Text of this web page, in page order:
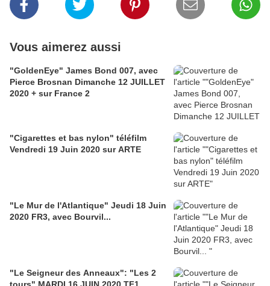
Vous aimerez aussi
"GoldenEye" James Bond 007, avec
Pierce Brosnan Dimanche 12 JUILLET
2020 + sur France 2
"Cigarettes et bas nylon" téléfilm
Vendredi 19 Juin 2020 sur ARTE
"Le Mur de l'Atlantique" Jeudi 18 Juin
2020 FR3, avec Bourvil...
"Le Seigneur des Anneaux": "Les 2